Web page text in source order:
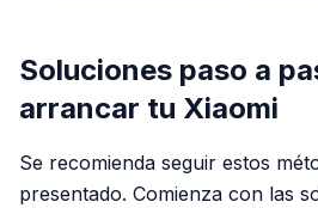
Soluciones paso a
arrancar tu Xiaomi
Se recomienda seguir estos
presentado. Comienza con las